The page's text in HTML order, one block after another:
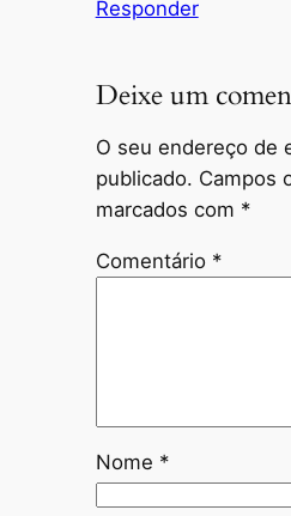
Responder
Deixe um
O seu endereço de
publicado. Campos
marcados com *
Comentário *
Nome *